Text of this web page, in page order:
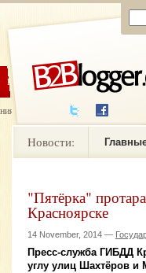
ЦЕНЫ ПОМОЩЬ
новостей
Новости:
"Пятёрка"
Красноярске
14 November, 2014 —
Пресс-служба ГИБДД
углу улиц Шахтёров и